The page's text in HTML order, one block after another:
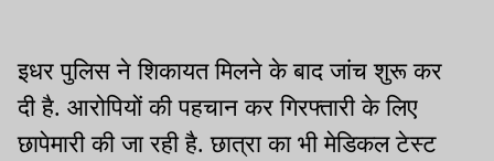
इधर पुलिस ने शिकायत मिलने के बाद जांच शुरू कर
दी है. आरोपियों की पहचान कर गिरफ्तारी के लिए
छापेमारी की जा रही है. छात्रा का भी मेडिकल टेस्ट